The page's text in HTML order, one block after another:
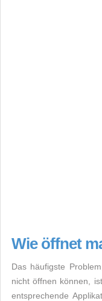
Wie öffnet
Das häufigste
nicht öffnen können,
entsprechende